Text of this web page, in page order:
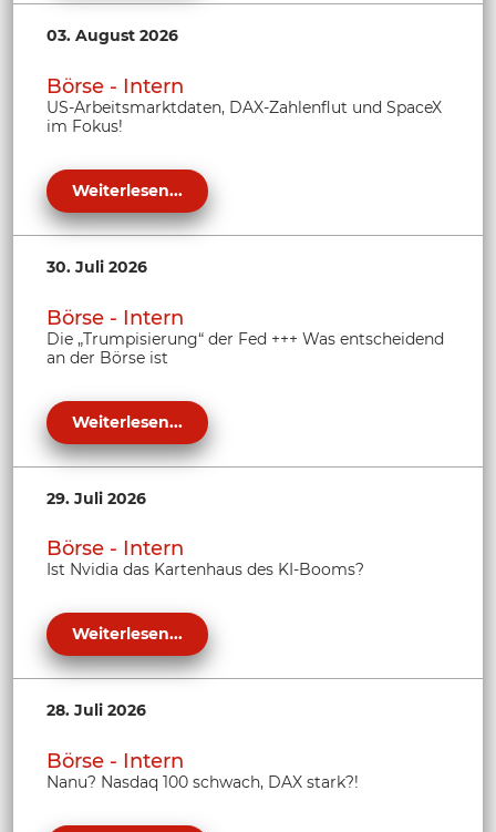
03. August 2026
Börse - Intern
US-Arbeitsmarktdaten, DAX-Zahlenflut und SpaceX
im Fokus!
Weiterlesen...
30. Juli 2026
Börse - Intern
Die „Trumpisierung“ der Fed +++ Was entscheidend
an der Börse ist
Weiterlesen...
29. Juli 2026
Börse - Intern
Ist Nvidia das Kartenhaus des KI-Booms?
Weiterlesen...
28. Juli 2026
Börse - Intern
Nanu? Nasdaq 100 schwach, DAX stark?!